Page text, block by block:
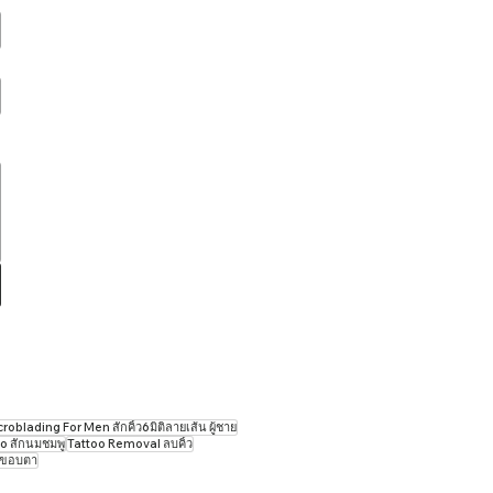
For Men สักคิ้ว6มิติลายเส้น ผู้ชาย
สักนมชมพูTattoo ​Removal ลบคิ้ว
อบตา